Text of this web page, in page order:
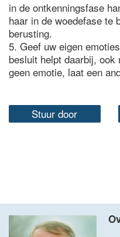
in de ontkenningsfase
haar in de woedefase te
berusting.
5. Geef uw eigen
besluit helpt daarbij, ook
geen emotie, laat een
Stuur door